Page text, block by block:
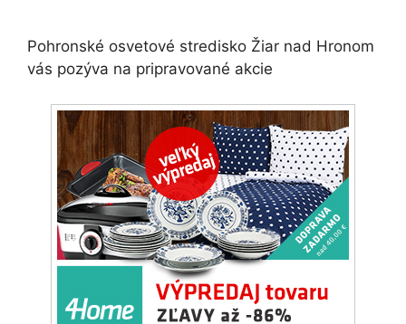
Pohronské osvetové stredisko Žiar nad Hronom
vás pozýva na pripravované akcie